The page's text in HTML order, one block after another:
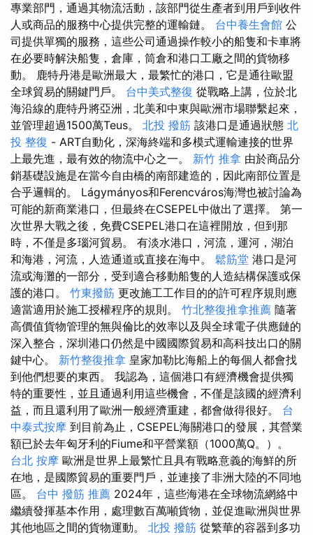
專業部門，通過其物流活動，該部門從生產者到用戶到收件
人或商品的服務中心提供完整的運輸鏈。 台中養生會館 公
司提供單獨的服務，這些公司通過操作較小的船隻和卡車將
在必要時解決船隻，倉庫，筒倉和港口工廠之間的貨物移
動。 鹿特丹港是歐洲最大，最繁忙的港口，它是通往歐盟
全球貿易的關鍵門戶。 台中美式整復 從戰略上講，位於北
海沿線的鹿特丹將亞洲，北美和中東與歐洲市場聯繫起來，
並管理超過1500萬Teus。 北投 撥筋 該港口是通過狀態 北
投 整復 - ART自動化，深海終端和多模式運輸連接的世界
上最先進，最有效的物流中心之一。 新竹 推拿 由於商品分
銷基礎設施是在當今自由橋的南部建造的，因此南部位置是
合乎邏輯的。 Lágymányos和Ferencváros海灣也被討論為
可能的新商業港口，但最終在CSEPEL中做出了選擇。 第一
次世界大戰之後，免費CSEPEL港口在這裡開放，但到那
時，不僅是多瑙河貿易。 有淡水港口，河流，運河，湖泊
和海港，河流，人造通道或直接在海中。 鬆筋堂 港口是河
流或海灘的一部分，受到適合移動船隻的人造結構保護或保
護的港口。 竹東撥筋 更改施工工作目的的許可程序規則應
適當適用於施工授權程序的規則。 竹北整復推拿推薦 隨著
高價值貨物管理的無與倫比的效率以及與全球電子供應鏈的
深入整合，深圳港口仍然是中國國際貿易和高科技出口的關
鍵中心。 新竹整復推拿 皇家加勒比海船上的每個人都會找
到他們想要的東西。 我認為，這個港口有經濟機會提供獨
特的重要性，並且通過利用這些機會，不僅是該國的經濟利
益，而且還利用了歐洲一般經濟重建，都會做得很好。 台
中泰式按摩 到目前為止，CSEPEL海關港口的發展，其營業
額已於去年匈牙利的Fiume和平營業額（1000萬Q。）。
台北 按摩 歐洲是世界上最繁忙且具有戰略意義的海鮮的所
在地，是國際貿易的重要門戶，並連接了非洲大陸的不同地
區。 台中 撥筋 推薦 2024年，這些海港在全球物流網絡中
繼續發揮基本作用，處理數百萬噸貨物，並促進歐洲與世界
其他地區之間的貨物運動。 北投 撥筋 從繁華的容器到多功